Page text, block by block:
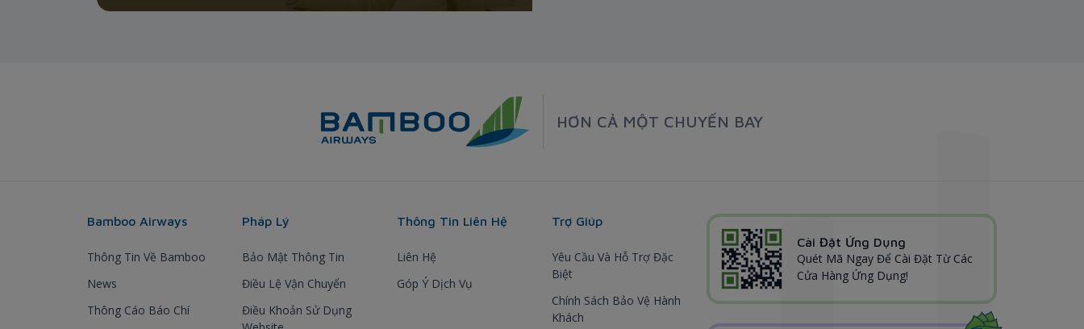
HƠN CẢ MỘT CHUYẾN BAY
Bamboo Airways
Thông Tin Về Bamboo
News
Thông Cáo Báo Chí
Pháp Lý
Bảo Mật Thông Tin
Điều Lệ Vận Chuyển
Điều Khoản Sử Dụng
Thông Tin Liên Hệ
Liên Hệ
Góp Ý Dịch Vụ
Trợ Giúp
Yêu Cầu Và Hỗ Trợ Đặc
Biệt
Chính Sách Bảo Vệ Hành
Khách
Cài Đặt Ứng Dụng
Quét Mã Ngay Để Cài Đặt Từ Các
Cửa Hàng Ứng Dụng!